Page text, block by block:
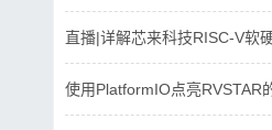
直播|详解芯来科技RISC-V软
使用PlatformIO点亮RVSTAR